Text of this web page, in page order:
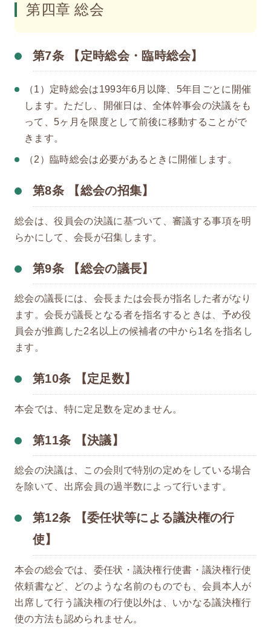
第四章 総会
第7条 【定時総会・臨時総会】
（1）定時総会は1993年6月以降、5年目ごとに開催
します。ただし、開催日は、全体幹事会の決議をも
って、5ヶ月を限度として前後に移動することがで
きます。
（2）臨時総会は必要があるときに開催します。
第8条 【総会の招集】
総会は、役員会の決議に基づいて、審議する事項を明
らかにして、会長が召集します。
第9条 【総会の議長】
総会の議長には、会長または会長が指名した者がなり
ます。会長が議長となる者を指名するときは、予め役
員会が推薦した2名以上の候補者の中から1名を指名し
ます。
第10条 【定足数】
本会では、特に定足数を定めません。
第11条 【決議】
総会の決議は、この会則で特別の定めをしている場合
を除いて、出席会員の過半数によって行います。
第12条 【委任状等による議決権の行
使】
本会の総会では、委任状・議決権行使書・議決権行使
依頼書など、どのような名前のものでも、会員本人が
出席して行う議決権の行使以外は、いかなる議決権行
使の方法も認められません。